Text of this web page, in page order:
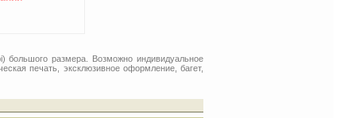
большого размера. Возможно индивидуальное
печать, эксклюзивное оформление, багет,